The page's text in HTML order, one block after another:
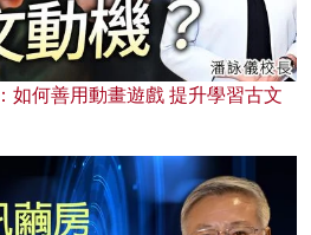
如何善用動畫遊戲 提升學習古文